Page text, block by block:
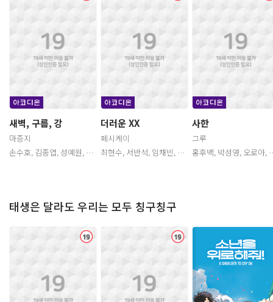
년 년
소
청소년관람불가
청소년관람불가
청소
새벽, 구름, 강
마증지
손수호, 김종엽, 성예원, 권
더러운 XX
페시케이
최현수, 서반석, 임채빈, 강
청
사한
그루
홍후백, 박성영, 오로아, 송
태생은 달라도 우리는 모두 칭구칭구